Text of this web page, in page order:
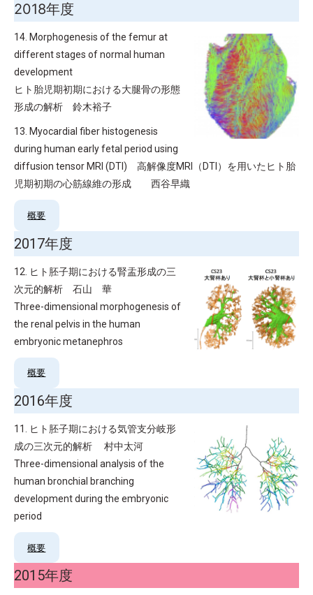
2018年度
14. Morphogenesis of the femur at
different stages of normal human
development
ヒト胎児期初期における大腿骨の形態
形成の解析 鈴木裕子
13. Myocardial fiber histogenesis
during human early fetal period using
diffusion tensor MRI (DTI) 高解像度MRI（DTI）を用いたヒト胎
児期初期の心筋線維の形成 西谷早織
概要
2017年度
12. ヒト胚子期における腎盂形成の三
次元的解析 石山 華
Three-dimensional morphogenesis of
the renal pelvis in the human
embryonic metanephros
概要
2016年度
11. ヒト胚子期における気管支分岐形
成の三次元的解析 村中太河
Three-dimensional analysis of the
human bronchial branching
development during the embryonic
period
概要
2015年度